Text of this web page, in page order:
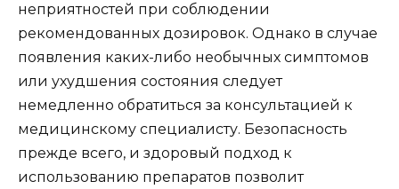
неприятностей при соблюдении
рекомендованных дозировок. Однако в случае
появления каких-либо необычных симптомов
или ухудшения состояния следует
немедленно обратиться за консультацией к
медицинскому специалисту. Безопасность
прежде всего, и здоровый подход к
использованию препаратов позволит